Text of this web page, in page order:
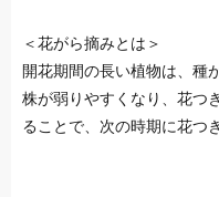
＜花がら摘みとは＞
開花期間の長い植物は、種
株が弱りやすくなり、花つ
ることで、次の時期に花つ